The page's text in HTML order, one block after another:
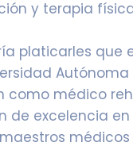
y terapia
platicarles que
como médico
de excelencia